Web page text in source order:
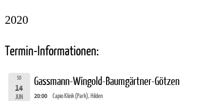
2020
Termin-Informationen:
SO
14
JUN
Gassmann-Wingold-Baumgärtner-Götzen
20:00 Capio Klink (Park), Hilden